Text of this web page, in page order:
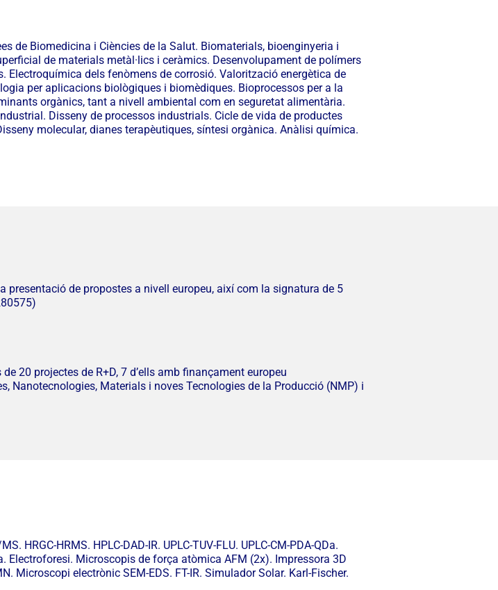
de Biomedicina i Ciències de la Salut. Biomaterials, bioenginyeria i
de materials metàl·lics i ceràmics. Desenvolupament de polímers
dels fenòmens de corrosió. Valorització energètica de
per aplicacions biològiques i biomèdiques. Bioprocessos per a la
orgànics, tant a nivell ambiental com en seguretat alimentària.
Disseny de processos industrials. Cicle de vida de productes
molecular, dianes terapèutiques, síntesi orgànica. Anàlisi química.
presentació de propostes a nivell europeu, així com la signatura de 5
20 projectes de R+D, 7 d’ells amb finançament europeu
Nanotecnologies, Materials i noves Tecnologies de la Producció (NMP) i
HRGC-HRMS. HPLC-DAD-IR. UPLC-TUV-FLU. UPLC-CM-PDA-QDa.
Electroforesi. Microscopis de força atòmica AFM (2x). Impressora 3D
Microscopi electrònic SEM-EDS. FT-IR. Simulador Solar. Karl-Fischer.